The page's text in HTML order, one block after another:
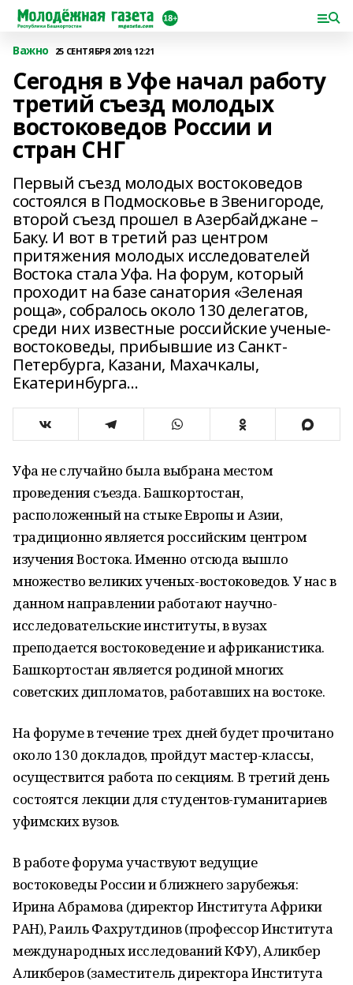
Важно 25 СЕНТЯБРЯ 2019, 12:21
Сегодня в Уфе начал работу
третий съезд молодых
востоковедов России и
стран СНГ
Первый съезд молодых востоковедов
состоялся в Подмосковье в Звенигороде,
второй съезд прошел в Азербайджане –
Баку. И вот в третий раз центром
притяжения молодых исследователей
Востока стала Уфа. На форум, который
проходит на базе санатория «Зеленая
роща», собралось около 130 делегатов,
среди них известные российские ученые-
востоковеды, прибывшие из Санкт-
Петербурга, Казани, Махачкалы,
Екатеринбурга…
Уфа не случайно была выбрана местом
проведения съезда. Башкортостан,
расположенный на стыке Европы и Азии,
традиционно является российским центром
изучения Востока. Именно отсюда вышло
множество великих ученых-востоковедов. У нас в
данном направлении работают научно-
исследовательские институты, в вузах
преподается востоковедение и африканистика.
Башкортостан является родиной многих
советских дипломатов, работавших на востоке.
На форуме в течение трех дней будет прочитано
около 130 докладов, пройдут мастер-классы,
осуществится работа по секциям. В третий день
состоятся лекции для студентов-гуманитариев
уфимских вузов.
В работе форума участвуют ведущие
востоковеды России и ближнего зарубежья:
Ирина Абрамова (директор Института Африки
РАН), Раиль Фахрутдинов (профессор Института
международных исследований КФУ), Аликбер
Аликберов (заместитель директора Института